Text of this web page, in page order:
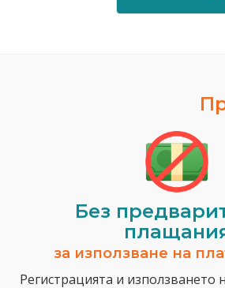
Без
за използване на
Регистрацията и използването